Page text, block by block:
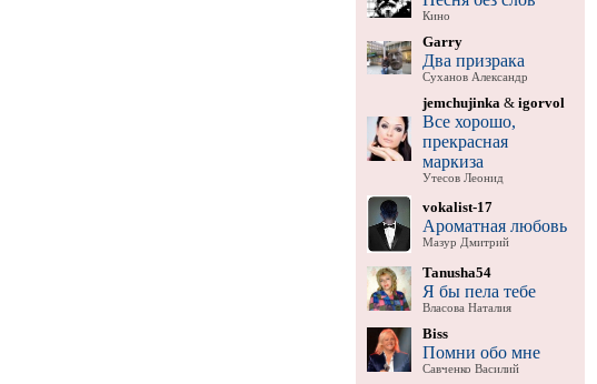
Кино
Garry
Два призрака
Суханов Александр
jemchujinka & igorvol
Все хорошо,
прекрасная
маркиза
Утесов Леонид
vokalist-17
Ароматная любовь
Мазур Дмитрий
Tanusha54
Я бы пела тебе
Власова Наталия
Biss
Помни обо мне
Савченко Василий